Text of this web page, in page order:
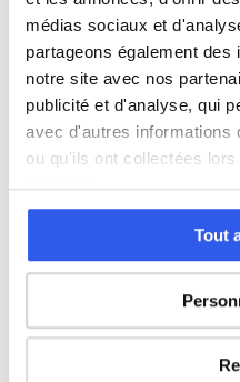
médias sociaux et
partageons également
notre site avec nos
publicité et d'analyse, qui
avec d'autres informations
ou qu'ils ont collectées
services.
Tout
Cours par niveau
Seconde Première
Tous les cours
Découvrez l'ensemble de
Autres lycées à